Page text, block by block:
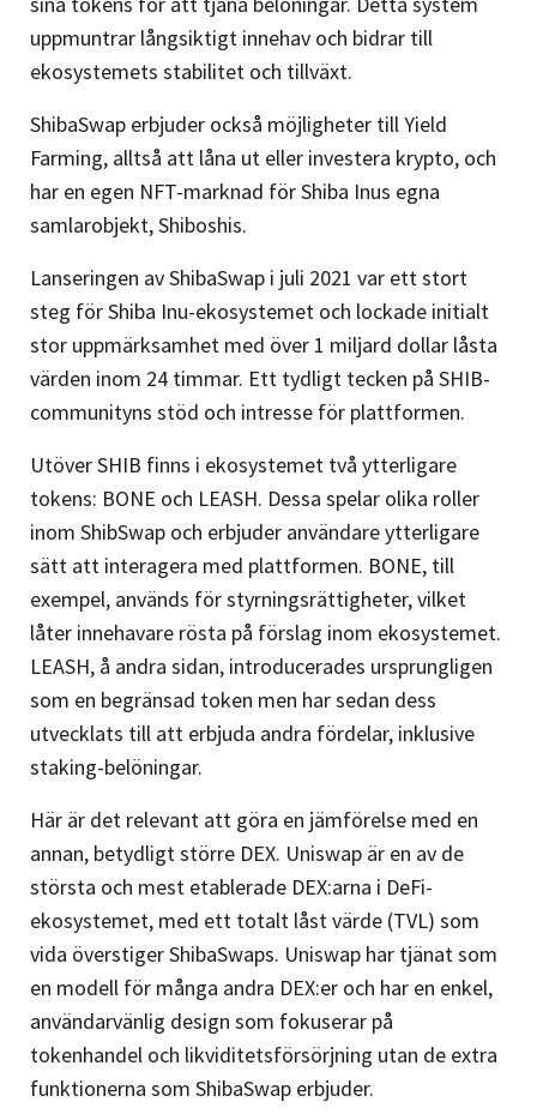
uppmuntrar långsiktigt innehav och bidrar till
ekosystemets stabilitet och tillväxt.
ShibaSwap erbjuder också möjligheter till Yield
Farming, alltså att låna ut eller investera krypto, och
har en egen NFT-marknad för Shiba Inus egna
samlarobjekt, Shiboshis.
Lanseringen av ShibaSwap i juli 2021 var ett stort
steg för Shiba Inu-ekosystemet och lockade initialt
stor uppmärksamhet med över 1 miljard dollar låsta
värden inom 24 timmar. Ett tydligt tecken på SHIB-
communityns stöd och intresse för plattformen.
Utöver SHIB finns i ekosystemet två ytterligare
tokens: BONE och LEASH. Dessa spelar olika roller
inom ShibSwap och erbjuder användare ytterligare
sätt att interagera med plattformen. BONE, till
exempel, används för styrningsrättigheter, vilket
låter innehavare rösta på förslag inom ekosystemet.
LEASH, å andra sidan, introducerades ursprungligen
som en begränsad token men har sedan dess
utvecklats till att erbjuda andra fördelar, inklusive
staking-belöningar.
Här är det relevant att göra en jämförelse med en
annan, betydligt större DEX. Uniswap är en av de
största och mest etablerade DEX:arna i DeFi-
ekosystemet, med ett totalt låst värde (TVL) som
vida överstiger ShibaSwaps. Uniswap har tjänat som
en modell för många andra DEX:er och har en enkel,
användarvänlig design som fokuserar på
tokenhandel och likviditetsförsörjning utan de extra
funktionerna som ShibaSwap erbjuder​.